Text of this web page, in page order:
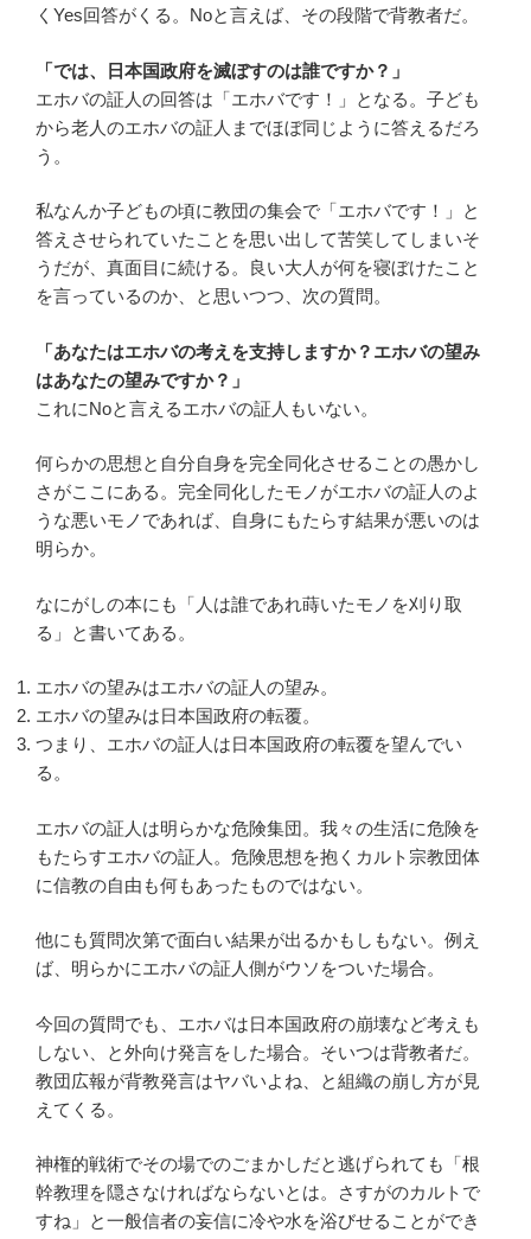
くYes回答がくる。Noと言えば、その段階で背教者だ。
「では、日本国政府を滅ぼすのは誰ですか？」
エホバの証人の回答は「エホバです！」となる。子ども
から老人のエホバの証人までほぼ同じように答えるだろ
う。
私なんか子どもの頃に教団の集会で「エホバです！」と
答えさせられていたことを思い出して苦笑してしまいそ
うだが、真面目に続ける。良い大人が何を寝ぼけたこと
を言っているのか、と思いつつ、次の質問。
「あなたはエホバの考えを支持しますか？エホバの望み
はあなたの望みですか？」
これにNoと言えるエホバの証人もいない。
何らかの思想と自分自身を完全同化させることの愚かし
さがここにある。完全同化したモノがエホバの証人のよ
うな悪いモノであれば、自身にもたらす結果が悪いのは
明らか。
なにがしの本にも「人は誰であれ蒔いたモノを刈り取
る」と書いてある。
エホバの望みはエホバの証人の望み。
エホバの望みは日本国政府の転覆。
つまり、エホバの証人は日本国政府の転覆を望んでい
る。
エホバの証人は明らかな危険集団。我々の生活に危険を
もたらすエホバの証人。危険思想を抱くカルト宗教団体
に信教の自由も何もあったものではない。
他にも質問次第で面白い結果が出るかもしもない。例え
ば、明らかにエホバの証人側がウソをついた場合。
今回の質問でも、エホバは日本国政府の崩壊など考えも
しない、と外向け発言をした場合。そいつは背教者だ。
教団広報が背教発言はヤバいよね、と組織の崩し方が見
えてくる。
神権的戦術でその場でのごまかしだと逃げられても「根
幹教理を隠さなければならないとは。さすがのカルトで
すね」と一般信者の妄信に冷や水を浴びせることができ